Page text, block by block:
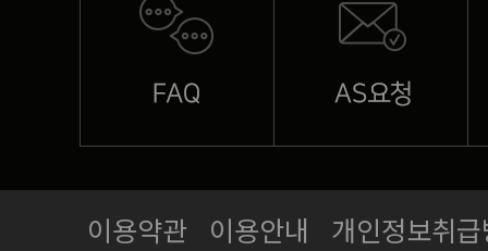
이용약관 이용안내 개인정보취